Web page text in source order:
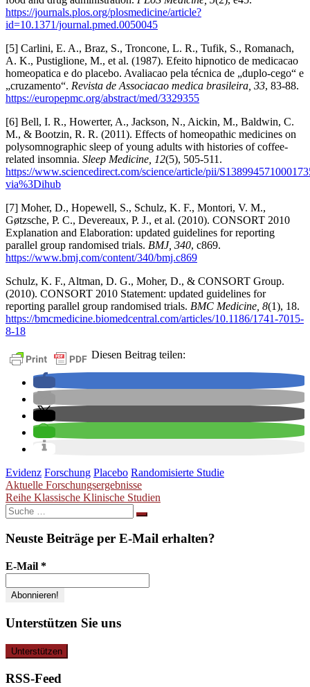
https://journals.plos.org/plosmedicine/article?
id=10.1371/journal.pmed.0050045
[5] Carlini, E. A., Braz, S., Troncone, L. R., Tufik, S., Romanach,
A. K., Pustiglione, M., et al. (1987). Efeito hipnotico de medicacao
homeopatica e do placebo. Avaliacao pela técnica de „duplo-cego“ e
„cruzamento“. Revista de Associacao medica brasileira, 33, 83-88.
https://europepmc.org/abstract/med/3329355
[6] Bell, I. R., Howerter, A., Jackson, N., Aickin, M., Baldwin, C.
M., & Bootzin, R. R. (2011). Effects of homeopathic medicines on
polysomnographic sleep of young adults with histories of coffee-
related insomnia. Sleep Medicine, 12(5), 505-511.
https://www.sciencedirect.com/science/article/pii/
via%3Dihub
[7] Moher, D., Hopewell, S., Schulz, K. F., Montori, V. M.,
Gøtzsche, P. C., Devereaux, P. J., et al. (2010). CONSORT 2010
Explanation and Elaboration: updated guidelines for reporting
parallel group randomised trials. BMJ, 340, c869.
https://www.bmj.com/content/340/bmj.c869
Schulz, K. F., Altman, D. G., Moher, D., & CONSORT Group.
(2010). CONSORT 2010 Statement: updated guidelines for
reporting parallel group randomised trials. BMC Medicine, 8(1), 18.
https://bmcmedicine.biomedcentral.com/articles/10.1186/1741-7015-
8-18
Diesen Beitrag teilen:
Evidenz Forschung Placebo Randomisierte Studie
Beitragsnavigation
Aktuelle Forschungsergebnisse
Reihe Klassische Klinische Studien
Suche
nach:
Neuste Beiträge per E-Mail erhalten?
E-Mail *
Unterstützen Sie uns
RSS-Feed